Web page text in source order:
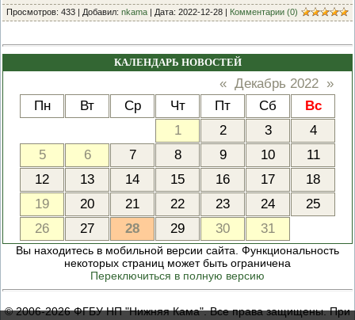
Просмотров: 433 | Добавил: nkama | Дата: 2022-12-28 | Комментарии (0)
КАЛЕНДАРЬ НОВОСТЕЙ
« Декабрь 2022 »
Пн
Вт Ср Чт Пт Сб
Вс
1
2 3
4
5
6 7 8 9 10
11
12
13 14 15 16 17
18
19
20 21 22 23 24
25
26
27 28 29 30 31
Вы находитесь в мобильной версии сайта. Функциональность
некоторых страниц может быть ограничена
Переключиться в полную версию
© 2006-2026 ФГБУ НП "Нижняя Кама". Все права защищены. При